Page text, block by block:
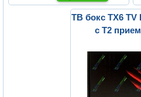
ТВ бокс TX6 TV
с Т2